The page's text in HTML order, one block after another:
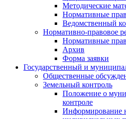
Методические
Нормативные
Ведомственный
Нормативно-правовое
Нормативные
Архив
Форма заявки
Государственный и
Общественные
Земельный контроль
Положение о
контроле
Информирование